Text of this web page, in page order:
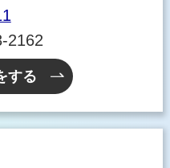
2162
する